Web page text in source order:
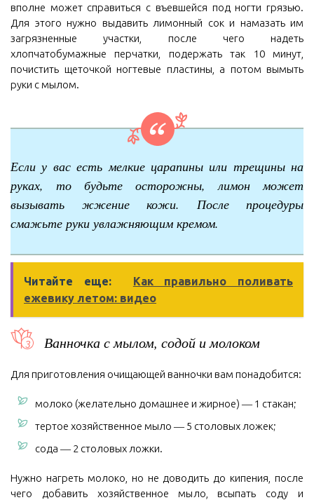
вполне может справиться с въевшейся под ногти грязью.
Для этого нужно выдавить лимонный сок и намазать им
загрязненные участки, после чего надеть
хлопчатобумажные перчатки, подержать так 10 минут,
почистить щеточкой ногтевые пластины, а потом вымыть
руки с мылом.
Если у вас есть мелкие царапины или трещины на
руках, то будьте осторожны, лимон может
вызывать жжение кожи. После процедуры
смажьте руки увлажняющим кремом.
Читайте еще:
Как правильно поливать
ежевику летом: видео
Ванночка с мылом, содой и молоком
Для приготовления очищающей ванночки вам понадобится:
молоко (желательно домашнее и жирное) ― 1 стакан;
тертое хозяйственное мыло ― 5 столовых ложек;
сода ― 2 столовых ложки.
Нужно нагреть молоко, но не доводить до кипения, после
чего добавить хозяйственное мыло, всыпать соду и